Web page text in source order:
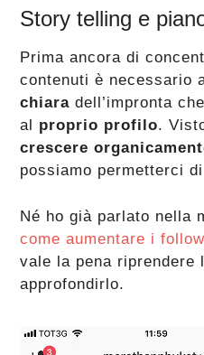
Story telling e
Prima ancora di
contenuti è necessario
chiara dell’impronta
al proprio profilo.
crescere
possiamo permetterci
Né ho già parlato nella
come aumentare i
vale la pena riprendere
approfondirlo.